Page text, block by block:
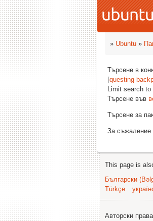
» Ubuntu »
Търсене в
[questing-
Limit search
Търсене във
Търсене за
За съжаление
This page is
Български
Türkçe
Авторски